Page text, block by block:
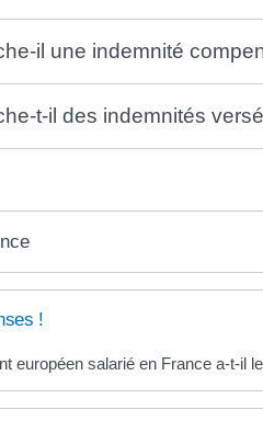
il une indemnité
t-il des indemnités
!
européen salarié en France a-t-il